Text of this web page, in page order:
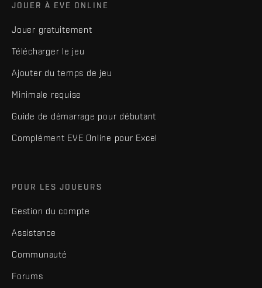
JOUER À EVE ONLINE
Jouer gratuitement
Télécharger le jeu
Ajouter du temps de jeu
Minimale requise
Guide de démarrage pour débutant
Complément EVE Online pour Excel
POUR LES JOUEURS
Gestion du compte
Assistance
Communauté
Forums